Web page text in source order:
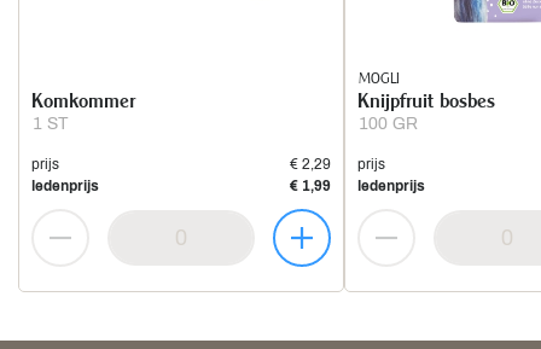
1 ST
Komkommer
prijs
€ 2,29
ledenprijs
€ 1,99
MOGLI
100 GR
Knijpfruit bosbes
prijs
ledenprijs